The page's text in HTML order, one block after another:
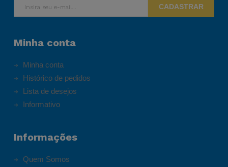
CADASTRAR
Minha conta
Minha conta
Histórico de pedidos
Lista de desejos
Informativo
Informações
Quem Somos